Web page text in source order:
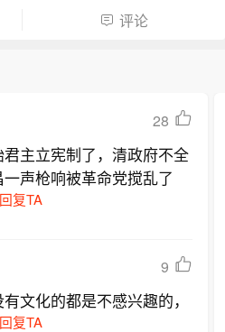
各路媒体、皇室粉丝以及
评论
28
主立宪制了，清政府不全
声枪响被革命党搅乱了
回复TA
9
文化的都是不感兴趣的，
回复TA